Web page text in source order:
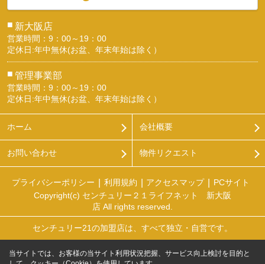
■ 新大阪店
営業時間：9：00～19：00
定休日:年中無休(お盆、年末年始は除く）
■ 管理事業部
営業時間：9：00～19：00
定休日:年中無休(お盆、年末年始は除く）
ホーム 会社概要
お問い合わせ 物件リクエスト
プライバシーポリシー 利用規約 アクセスマップ
PCサイト
Copyright(c) センチュリー２１ライフネット 新大阪
店 All rights reserved.
センチュリー21の加盟店は、すべて独立・自営です。
当サイトでは、お客様の当サイト利用状況把握、サービス向上検討を目的と